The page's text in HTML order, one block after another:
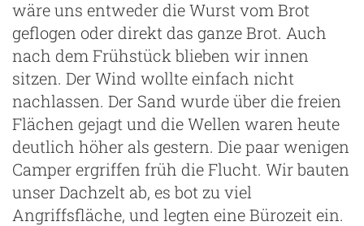
wäre uns entweder die Wurst vom Brot
geflogen oder direkt das ganze Brot. Auch
nach dem Frühstück blieben wir innen
sitzen. Der Wind wollte einfach nicht
nachlassen. Der Sand wurde über die freien
Flächen gejagt und die Wellen waren heute
deutlich höher als gestern. Die paar wenigen
Camper ergriffen früh die Flucht. Wir bauten
unser Dachzelt ab, es bot zu viel
Angriffsfläche, und legten eine Bürozeit ein.